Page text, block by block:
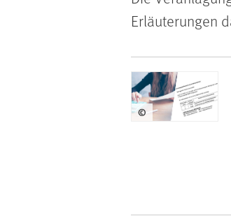
Erläuterungen
Mehr
©